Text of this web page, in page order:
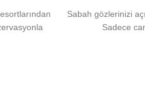
Sabah gözlerinizi
Sadece